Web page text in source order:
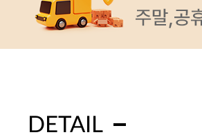
DETAIL